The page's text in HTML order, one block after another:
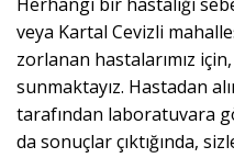
Herhangi bir hastalığı
veya Kartal Cevizli
zorlanan hastalarımız
sunmaktayız. Hastadan
tarafından laboratuvara
da sonuçlar çıktığında,